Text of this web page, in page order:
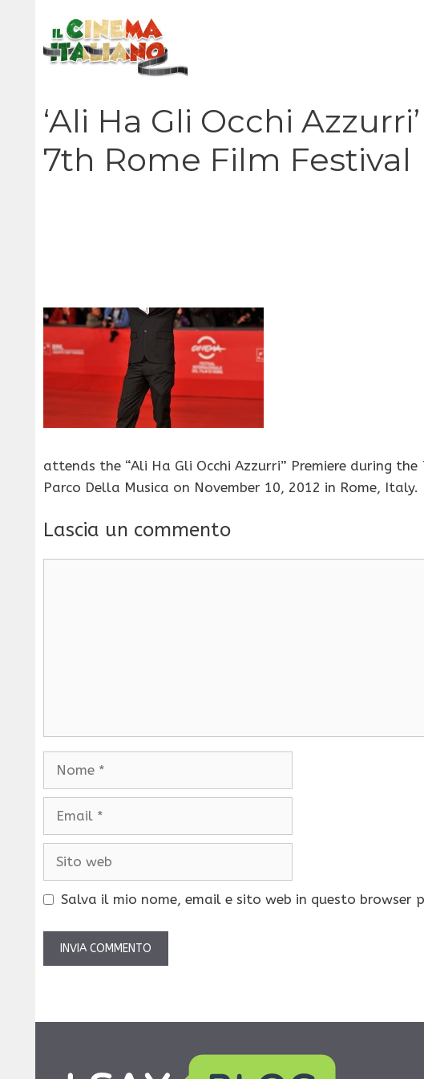
contenuto
‘Ali Ha Gli Occhi
7th Rome Film Festival
attends the “Ali Ha Gli Occhi Azzurri” Premiere during
Parco Della Musica on November 10, 2012 in Rome, Italy.
Lascia un commento
Nome
Email
Sito
Salva il mio nome, email e sito web in questo browser